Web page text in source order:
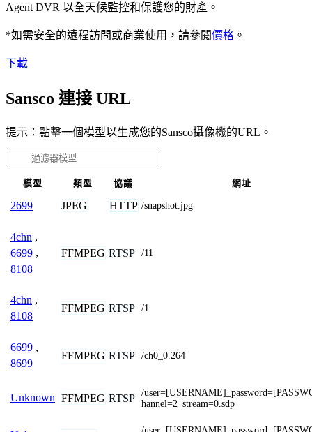
Agent DVR 以全天候監控和保護您的財產。
*如需安全的遠程訪問或商業使用，請參閱價格 。
下載
Sansco 連接 URL
提示：點擊一個模型以生成您的Sansco攝像機的URL。
模型 類型 協議 網址
2699 JPEG HTTP /snapshot.jpg
4chn ,
6699 ,
8108
FFMPEG RTSP /11
4chn ,
8108
FFMPEG RTSP /1
6699 ,
8699
FFMPEG RTSP /ch0_0.264
Unknown FFMPEG RTSP /
hannel=2_stream=0.sdp